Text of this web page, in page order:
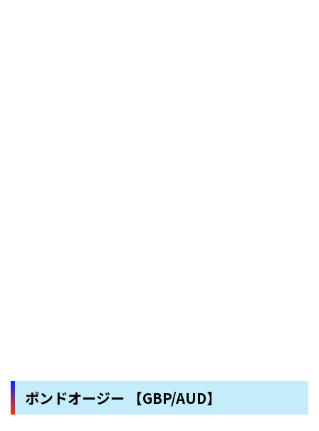
ポンドオージー 【GBP/AUD】